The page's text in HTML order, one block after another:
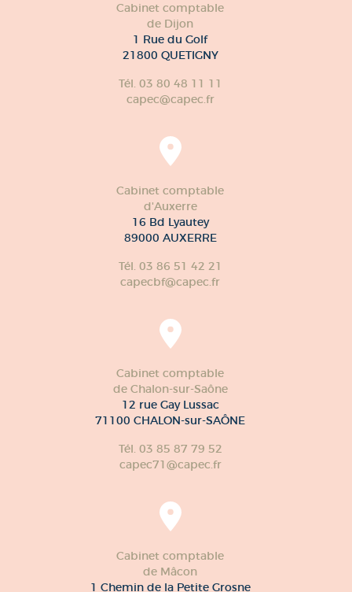
Cabinet comptable
de Dijon
1 Rue du Golf
21800 QUETIGNY
Tél. 03 80 48 11 11
capec@capec.fr
Cabinet comptable
d'Auxerre
16 Bd Lyautey
89000 AUXERRE
Tél. 03 86 51 42 21
capecbf@capec.fr
Cabinet comptable
de Chalon-sur-Saône
12 rue Gay Lussac
71100 CHALON-sur-SAÔNE
Tél. 03 85 87 79 52
capec71@capec.fr
Cabinet comptable
de Mâcon
1 Chemin de la Petite Grosne